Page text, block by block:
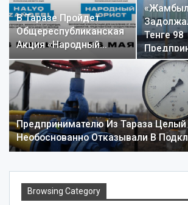
В Таразе Пройдет
Общереспубликанская
Акция «Народный…
Тенге 98
Предпринимателю Из Тараза Целый
Необоснованно Отказывали В
Browsing Category